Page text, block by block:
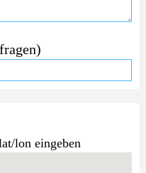
lon eingeben